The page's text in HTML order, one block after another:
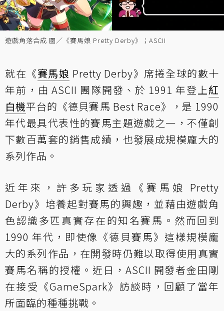
遊戲角落合成 圖／《賽馬娘 Pretty Derby》；ASCII
就在《賽馬娘 Pretty Derby》席捲全球的數十
年前，由 ASCII 團隊開發、於 1991 年登上紅
白機平台的《德貝賽馬 Best Race》，是 1990
年代最具代表性的賽馬主題遊戲之一，不僅創
下數百萬套的銷售成績，也發展成規模龐大的
系列作品。
近年來，許多玩家透過《賽馬娘 Pretty
Derby》培養起對賽馬的興趣，並藉由遊戲角
色認識多匹真實存在的知名賽馬。然而回到
1990 年代，即使像《德貝賽馬》這樣規模龐
大的系列作品，在開發時仍難以取得使用真實
賽馬名稱的授權。近日，ASCII 開發者金田剛
在接受《GameSpark》訪談時，回顧了當年
所面臨的種種挑戰。